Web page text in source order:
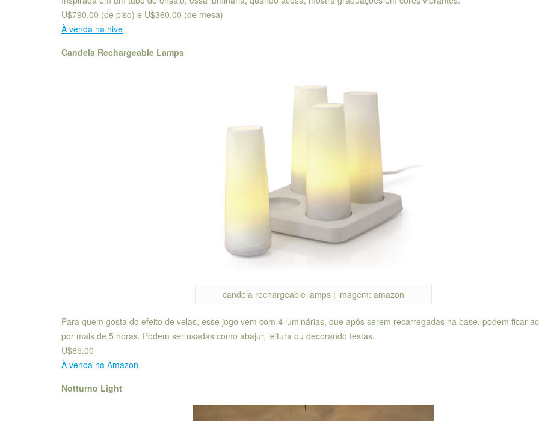
U$790.00 (de piso) e U$360.00 (de mesa)
À venda na hive
Candela Rechargeable Lamps
candela rechargeable lamps | imagem: amazon
Para quem gosta do efeito de velas, esse jogo vem com 4 luminárias, que após serem recarregadas na base, podem ficar
por mais de 5 horas. Podem ser usadas como abajur, leitura ou decorando festas.
U$85.00
À venda na Amazon
Notturno Light